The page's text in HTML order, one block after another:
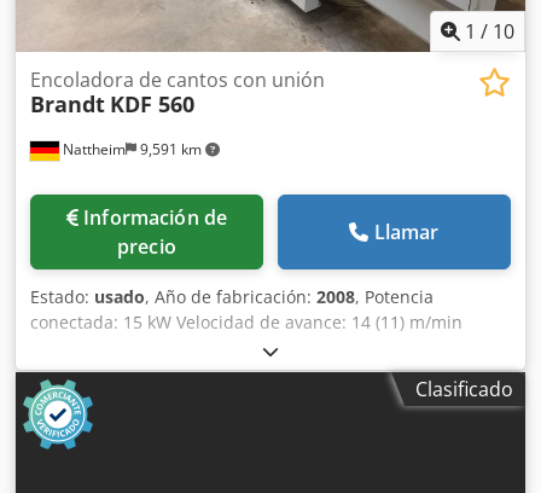
1 / 10
Nattheim 9,591 km
Encoladora de cantos con unión
Brandt KDF 560
Información de
precio
Llamar
Estado: usado, Año de fabricación: 2008, Potencia
conectada: 15 kW Velocidad de avance: 14 (11) m/min
Grosor de la pieza: 8 - 60 mm Grosor del canto: 0,4 - 8 mm
Separación de rodillos: máx. 3,0 x 45 / 0,8 x 65 mm
Diámetro de extracción: 120 / 160 / 100 mm Altura de
trabajo: 950 mm Dimensiones: 6260 x 1560 x 2300 mm
Peso: aprox. 3000 kg Lugar de almacenamiento: Proveedor
Clasificado